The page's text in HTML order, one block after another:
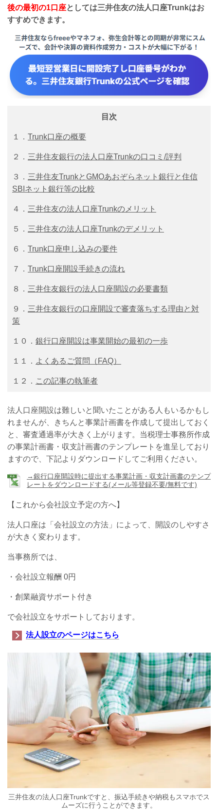
後の最初の1口座としては三井住友の法人口座Trunkはお
すすめできます。
目次
１． Trunk口座の概要
２． 三井住友銀行の法人口座Trunkの口コミ/評判
３． 三井住友TrunkとGMOあおぞらネット銀行と住信
SBIネット銀行等の比較
４． 三井住友の法人口座Trunkのメリット
５． 三井住友の法人口座Trunkのデメリット
６． Trunk口座申し込みの要件
７． Trunk口座開設手続きの流れ
８． 三井住友銀行の法人口座開設の必要書類
９． 三井住友銀行の口座開設で審査落ちする理由と対
策
１０． 銀行口座開設は事業開始の最初の一歩
１１． よくあるご質問（FAQ）
１２． この記事の執筆者
法人口座開設は難しいと聞いたことがある人もいるかもし
れませんが、きちんと事業計画書を作成して提出しておく
と、審査通過率が大きく上がります。当税理士事務所作成
の事業計画書・収支計画書のテンプレートを進呈しており
ますので、下記よりダウンロードしてご利用ください。
→銀行口座開設時に提出する事業計画・収支計画書のテンプ
レートをダウンロードする(メール等登録不要/無料です)
【これから会社設立予定の方へ】
法人口座は「会社設立の方法」によって、開設のしやすさ
が大きく変わります。
当事務所では、
・会社設立報酬 0円
・創業融資サポート付き
で会社設立をサポートしております。
法人設立のページはこちら
三井住友の法人口座Trunkですと、振込手続きや納税もスマホでス
ムーズに行うことができます。